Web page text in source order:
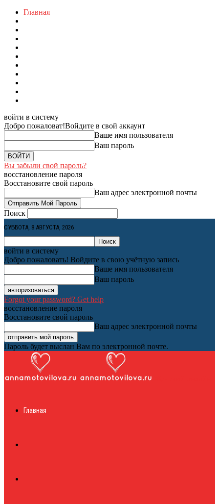
Главная
войти в систему
Добро пожаловат!Войдите в свой аккаунт
Ваше имя пользователя
Ваш пароль
Вы забыли свой пароль?
восстановление пароля
Восстановите свой пароль
Ваш адрес электронной почты
Поиск
СУББОТА, 8 АВГУСТА, 2026
войти в систему
Добро пожаловать! Войдите в свою учётную запись
Ваше имя пользователя
Ваш пароль
Forgot your password? Get help
восстановление пароля
Восстановите свой пароль
Ваш адрес электронной почты
Пароль будет выслан Вам по электронной почте.
журналГлавная